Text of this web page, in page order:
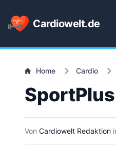
Cardiowelt.de
Home Cardio
Von Cardiowelt Redaktion